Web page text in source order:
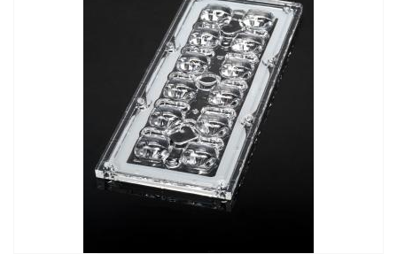
Виробництво
Послуги
Новини